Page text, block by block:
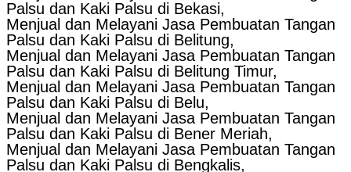
Palsu dan Kaki Palsu di Bekasi,
Menjual dan Melayani Jasa Pembuatan Tangan
Palsu dan Kaki Palsu di Belitung,
Menjual dan Melayani Jasa Pembuatan Tangan
Palsu dan Kaki Palsu di Belitung Timur,
Menjual dan Melayani Jasa Pembuatan Tangan
Palsu dan Kaki Palsu di Belu,
Menjual dan Melayani Jasa Pembuatan Tangan
Palsu dan Kaki Palsu di Bener Meriah,
Menjual dan Melayani Jasa Pembuatan Tangan
Palsu dan Kaki Palsu di Bengkalis,